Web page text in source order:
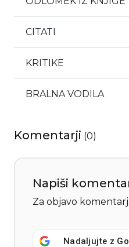
CITATI
KRITIKE
BRALNA VODILA
Komentarji (0)
Napiši
Za objavo
Nadaljujte z